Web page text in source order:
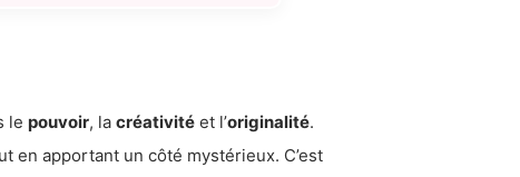
le pouvoir, la créativité et l’originalité.
en apportant un côté mystérieux. C’est